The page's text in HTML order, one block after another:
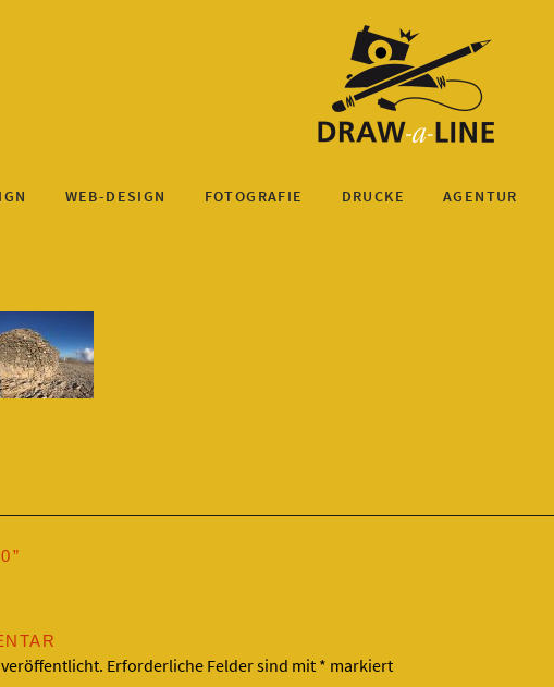
WEB-DESIGN FOTOGRAFIE DRUCKE AGENTUR
”
Erforderliche Felder sind mit * markiert